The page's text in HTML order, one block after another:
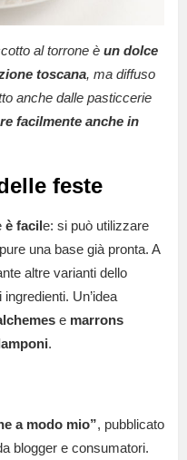
al torrone è un dolce
toscana, ma diffuso
anche dalle pasticcerie
facilmente anche in
feste
è facile: si può utilizzare
una base già pronta. A
altre varianti dello
Un’idea
e marrons
.
a modo mio”, pubblicato
blogger e consumatori.